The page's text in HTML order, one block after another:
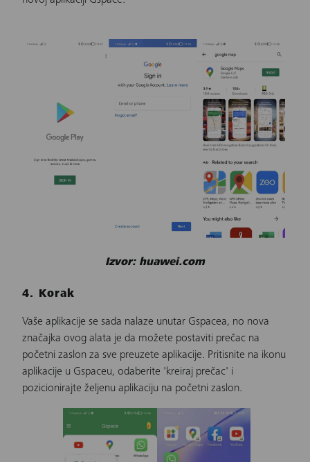
Izvor: huawei.com
4. Korak
Vaše aplikacije se sada nalaze unutar Gspacea, no nova
značajka ovog alata je da možete postaviti prečac na
početni zaslon za sve preuzete aplikacije. Pritisnite na ikonu
aplikacije u Gspaceu, odaberite 'kreiraj prečac' i
pozicionirajte željenu aplikaciju na početni zaslon.